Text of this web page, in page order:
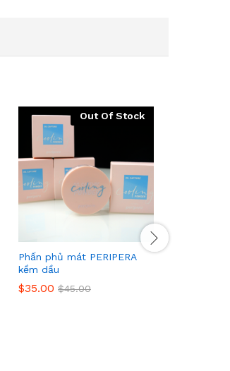
Out Of Stock
Phấn phủ mát PERIPERA
kềm dầu
$35.00 $45.00